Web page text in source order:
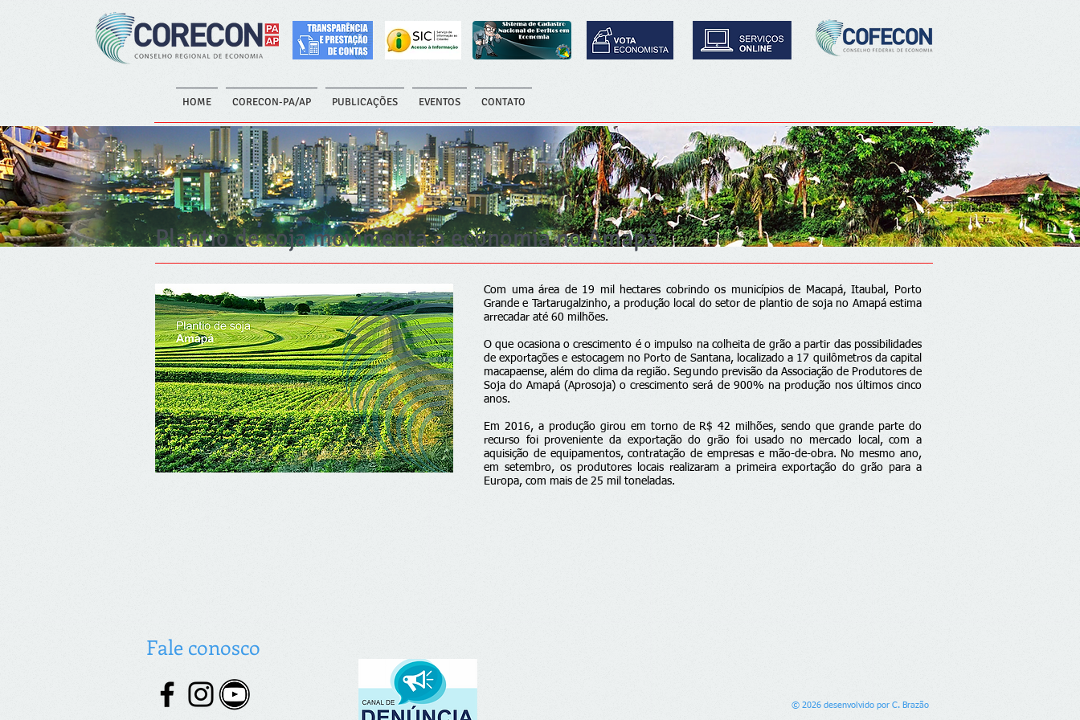
HOME CORECON-PA/AP PUBLICAÇÕES EVENTOS CONTATO
Plantio de soja movimenta a economia no Amapá
Com uma área de 19 mil hectares cobrindo os municípios de Macapá, Itaubal, Porto
Grande e Tartarugalzinho, a produção local do setor de plantio de soja no Amapá estima
arrecadar até 60 milhões.
O que ocasiona o crescimento é o impulso na colheita de grão a partir das possibilidades
de exportações e estocagem no Porto de Santana, localizado a 17 quilômetros da capital
macapaense, além do clima da região. Segundo previsão da Associação de Produtores de
Soja do Amapá (Aprosoja) o crescimento será de 900% na produção nos últimos cinco
anos.
Em 2016, a produção girou em torno de R$ 42 milhões, sendo que grande parte do
recurso foi proveniente da exportação do grão foi usado no mercado local, com a
aquisição de equipamentos, contratação de empresas e mão-de-obra. No mesmo ano,
em setembro, os produtores locais realizaram a primeira exportação do grão para a
Europa, com mais de 25 mil toneladas.
Fale conosco
© 2026 desenvolvido por C. Brazão